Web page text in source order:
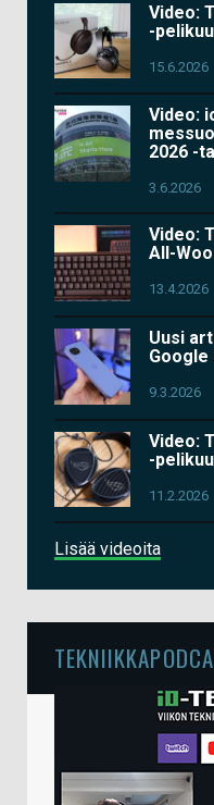
Video:
-
15.6.2026
Video:
2026 -
3.6.2026
Video:
All-
13.4.2026
Uusi
Google
9.3.2026
Video:
-
11.2.2026
Lisää videoita